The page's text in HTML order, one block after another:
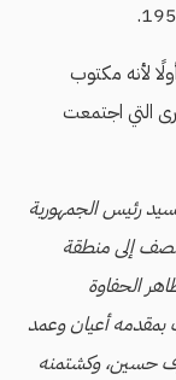
لأنه مكتوب
التي اجتمعت
رئيس الجمهورية
إلى منطقة
الحفاوة
بمقدمه أعيان وعمد
حسين، وكشتمنه